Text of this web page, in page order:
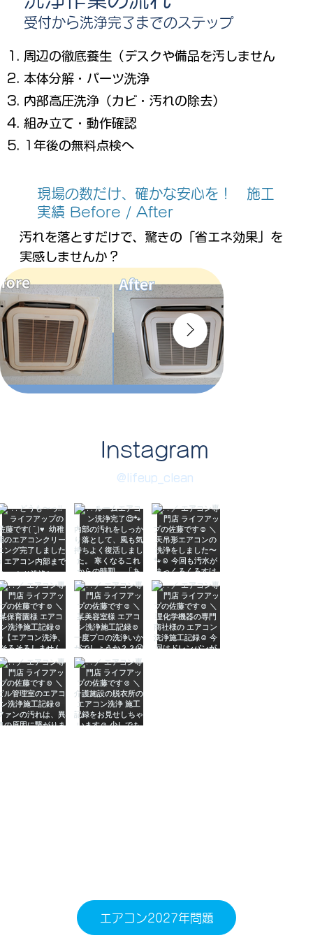
受付から洗浄完了までのステップ
周辺の徹底養生（デスクや備品を汚しません
​​本体分解・パーツ洗浄
内部高圧洗浄（カビ・汚れの除去）
組み立て・動作確認
1年後の無料点検へ
現場の数だけ、確かな安心を！ 施工
実績 Before / After
汚れを落とすだけで、驚きの「省エネ効果」を
実感しませんか？
Instagram
@lifeup_clean
エアコン2027年問題